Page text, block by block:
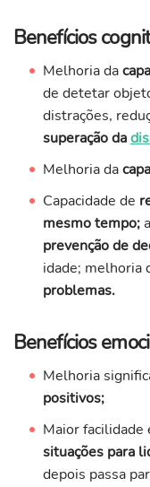
Benefícios
Melhoria da
de detetar
distrações,
superação da
Melhoria da
Capacidade de
mesmo tempo;
prevenção de
idade; melhoria
problemas.
Benefícios
Melhoria
positivos;
Maior facilidade
situações para
depois passa